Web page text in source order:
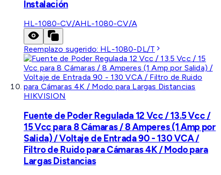
Instalación
HL-1080-CV/AHL-1080-CV/A
Reemplazo sugerido: HL-1080-DL/T
HIKVISION
Fuente de Poder Regulada 12 Vcc / 13.5 Vcc /
15 Vcc para 8 Cámaras / 8 Amperes (1 Amp por
Salida) / Voltaje de Entrada 90 - 130 VCA /
Filtro de Ruido para Cámaras 4K / Modo para
Largas Distancias